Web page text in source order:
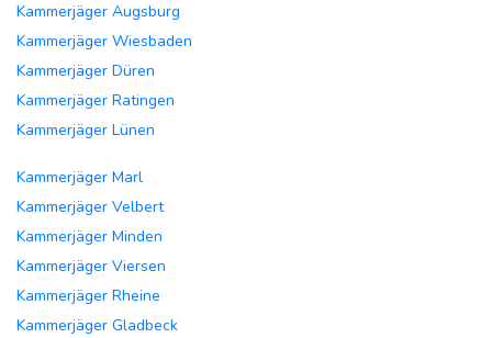
Kammerjäger Augsburg
Kammerjäger Wiesbaden
Kammerjäger Düren
Kammerjäger Ratingen
Kammerjäger Lünen
Kammerjäger Marl
Kammerjäger Velbert
Kammerjäger Minden
Kammerjäger Viersen
Kammerjäger Rheine
Kammerjäger Gladbeck